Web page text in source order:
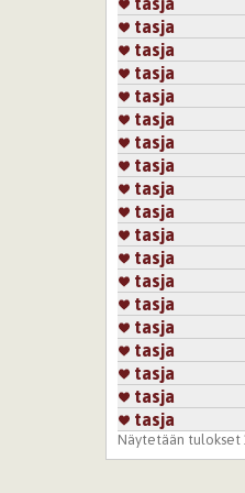
tasja
tasja
tasja
tasja
tasja
tasja
tasja
tasja
tasja
tasja
tasja
tasja
tasja
tasja
tasja
tasja
tasja
tasja
Näytetään tulokset